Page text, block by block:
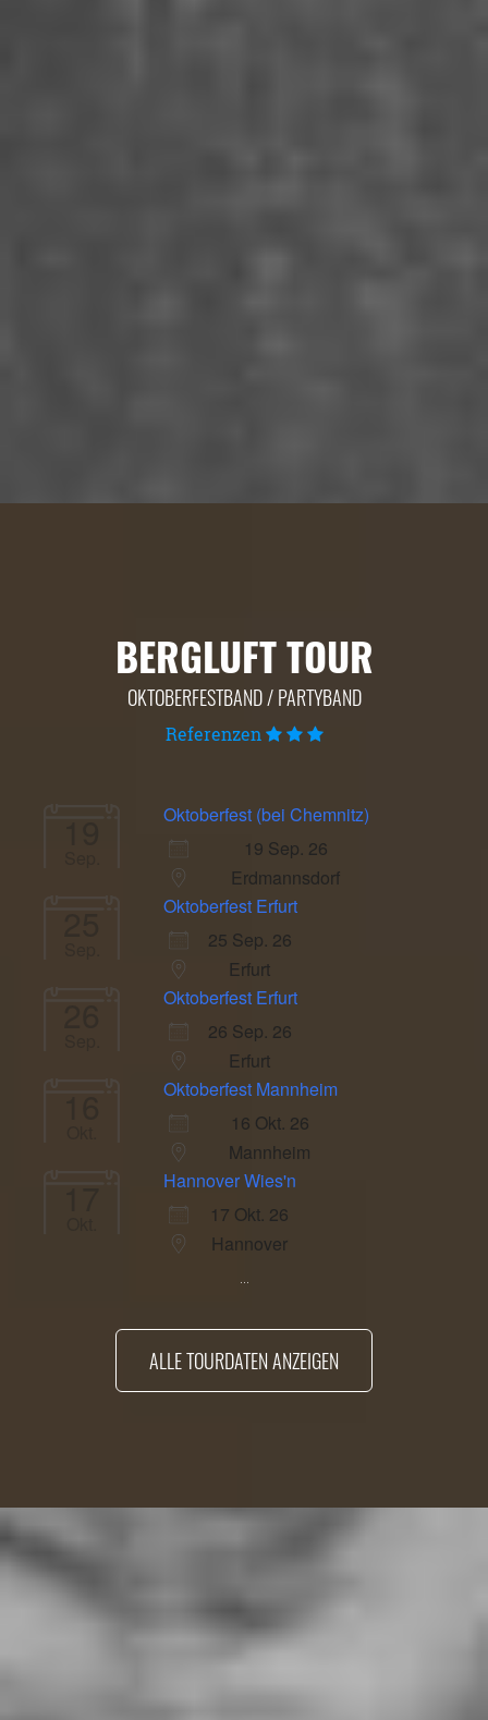
BERGLUFT TOUR
OKTOBERFESTBAND / PARTYBAND
Referenzen
19
Oktoberfest (bei Chemnitz)
19 Sep. 26
Erdmannsdorf
25
Oktoberfest Erfurt
25 Sep. 26
Erfurt
26
Oktoberfest Erfurt
26 Sep. 26
Erfurt
16
Oktoberfest Mannheim
16 Okt. 26
Mannheim
17
Hannover Wies'n
17 Okt. 26
Hannover
...
ALLE TOURDATEN ANZEIGEN